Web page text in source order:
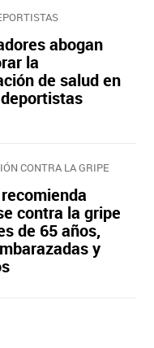
abogan
la
de salud en
CONTRA LA GRIPE
contra la gripe
de 65 años,
y